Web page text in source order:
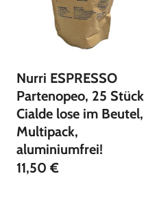
Nurri ESPRESSO
Partenopeo, 25 Stück
Cialde lose im Beutel,
Multipack,
aluminiumfrei!
11,50 €